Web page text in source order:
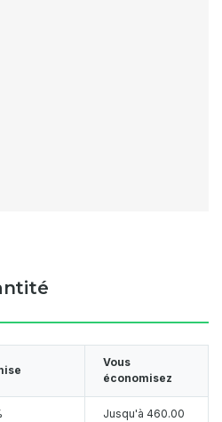
Vous
économisez
Jusqu'à 460.00